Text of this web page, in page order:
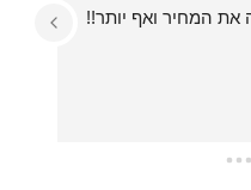
המחיר ואף יותר!!